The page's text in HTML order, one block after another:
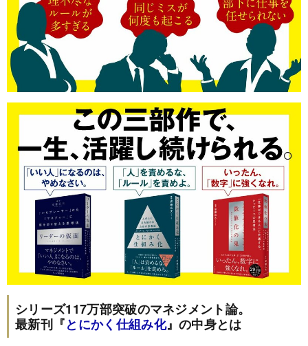
シリーズ117万部突破のマネジメント論。
最新刊『とにかく仕組み化』の中身とは